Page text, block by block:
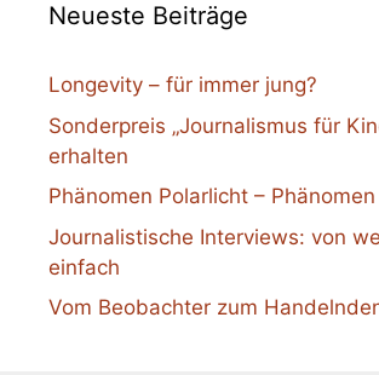
Neueste Beiträge
Longevity – für immer jung?
Sonderpreis „Journalismus für
erhalten
Phänomen Polarlicht –
Journalistische Interviews: von
einfach
Vom Beobachter zum